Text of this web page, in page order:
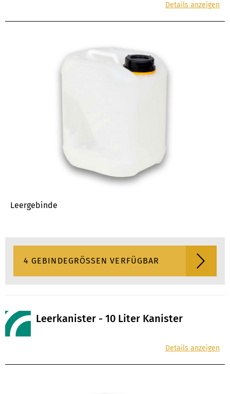
Details anzeigen
Leergebinde
4 GEBINDEGRÖSSEN VERFÜGBAR
Leerkanister - 10 Liter Kanister
Details anzeigen